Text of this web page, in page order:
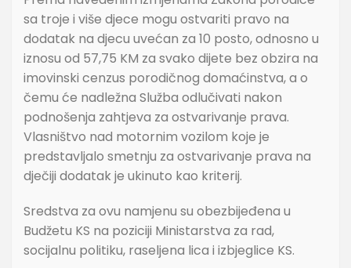
sa troje i više djece mogu ostvariti pravo na
dodatak na djecu uvećan za 10 posto, odnosno u
iznosu od 57,75 KM za svako dijete bez obzira na
imovinski cenzus porodičnog domaćinstva, a o
čemu će nadležna Služba odlučivati nakon
podnošenja zahtjeva za ostvarivanje prava.
Vlasništvo nad motornim vozilom koje je
predstavljalo smetnju za ostvarivanje prava na
dječiji dodatak je ukinuto kao kriterij.
Sredstva za ovu namjenu su obezbijeđena u
Budžetu KS na poziciji Ministarstva za rad,
socijalnu politiku, raseljena lica i izbjeglice KS.